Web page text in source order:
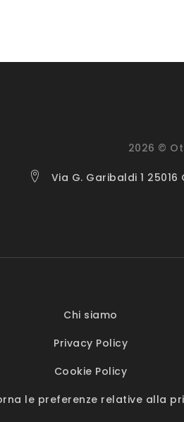
2026 ©
Via G. Garibaldi 1
Chi siamo
Privacy Policy
Cookie Policy
le preferenze relative alla